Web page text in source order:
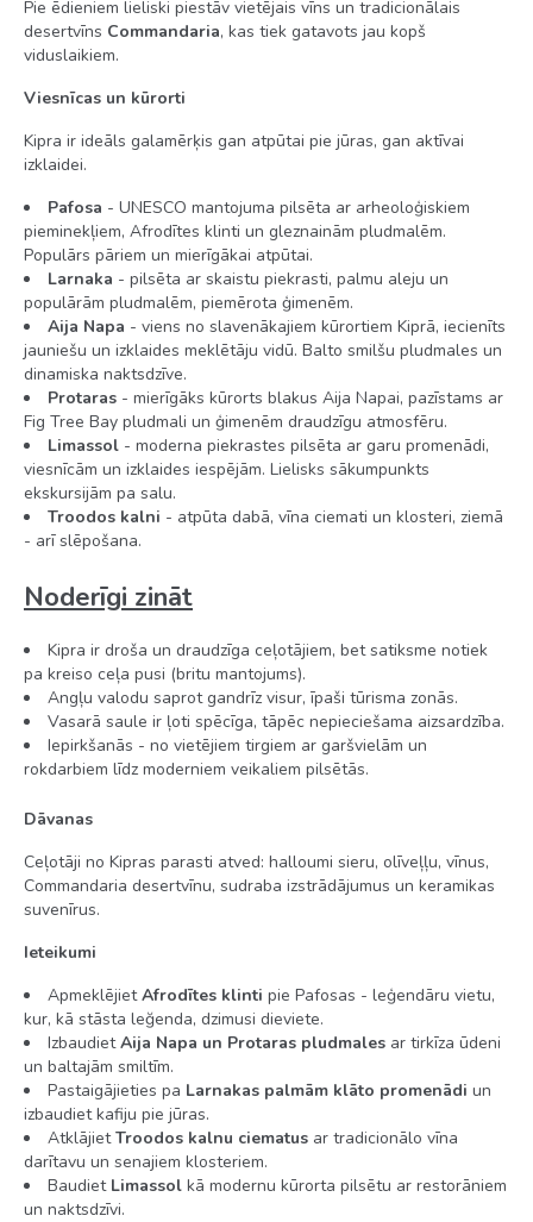
Pie ēdieniem lieliski piestāv vietējais vīns un tradicionālais
desertvīns Commandaria, kas tiek gatavots jau kopš
viduslaikiem.
Viesnīcas un kūrorti
Kipra ir ideāls galamērķis gan atpūtai pie jūras, gan aktīvai
izklaidei.
Pafosa - UNESCO mantojuma pilsēta ar arheoloģiskiem
pieminekļiem, Afrodītes klinti un gleznainām pludmalēm.
Populārs pāriem un mierīgākai atpūtai.
Larnaka - pilsēta ar skaistu piekrasti, palmu aleju un
populārām pludmalēm, piemērota ģimenēm.
Aija Napa - viens no slavenākajiem kūrortiem Kiprā, iecienīts
jauniešu un izklaides meklētāju vidū. Balto smilšu pludmales un
dinamiska naktsdzīve.
Protaras - mierīgāks kūrorts blakus Aija Napai, pazīstams ar
Fig Tree Bay pludmali un ģimenēm draudzīgu atmosfēru.
Limassol - moderna piekrastes pilsēta ar garu promenādi,
viesnīcām un izklaides iespējām. Lielisks sākumpunkts
ekskursijām pa salu.
Troodos kalni - atpūta dabā, vīna ciemati un klosteri, ziemā
- arī slēpošana.
Noderīgi zināt
Kipra ir droša un draudzīga ceļotājiem, bet satiksme notiek
pa kreiso ceļa pusi (britu mantojums).
Angļu valodu saprot gandrīz visur, īpaši tūrisma zonās.
Vasarā saule ir ļoti spēcīga, tāpēc nepieciešama aizsardzība.
Iepirkšanās - no vietējiem tirgiem ar garšvielām un
rokdarbiem līdz moderniem veikaliem pilsētās.
Dāvanas
Ceļotāji no Kipras parasti atved: halloumi sieru, olīveļļu, vīnus,
Commandaria desertvīnu, sudraba izstrādājumus un keramikas
suvenīrus.
Ieteikumi
ApmeklējietAfrodītes klinti pie Pafosas - leģendāru vietu,
kur, kā stāsta leğenda, dzimusi dieviete.
IzbaudietAija Napa un Protaras pludmales ar tirkīza ūdeni
un baltajām smiltīm.
Pastaigājieties pa Larnakas palmām klāto promenādi un
izbaudiet kafiju pie jūras.
AtklājietTroodos kalnu ciematus ar tradicionālo vīna
darītavu un senajiem klosteriem.
Baudiet Limassol kā modernu kūrorta pilsētu ar restorāniem
un naktsdzīvi.